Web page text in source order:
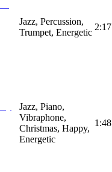
Jazz, Percussion,
Trumpet, Energetic
2:17
Jazz, Piano,
Vibraphone,
Christmas, Happy,
Energetic
1:48